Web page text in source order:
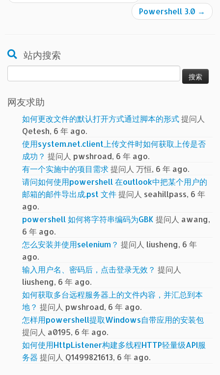
Powershell 3.0 →
站内搜索
索：
网友求助
如何更改文件的默认打开方式通过脚本的形式提问人
Qetesh, 6 年 ago.
使用system.net.client上传文件时如何获取上传是否
成功？ 提问人 pwshroad, 6 年 ago.
有一个实施中的项目需求提问人 万恒, 6 年 ago.
请问如何使用powershell 在outlook中把某个用户的
邮箱的邮件导出成.pst 文件提问人 seahillpass, 6 年
ago.
powershell 如何将字符串编码为GBK 提问人 awang,
6 年 ago.
怎么安装并使用selenium？ 提问人 liusheng, 6 年
ago.
输入用户名、密码后，点击登录无效？ 提问人
liusheng, 6 年 ago.
如何获取多台远程服务器上的文件内容，并汇总到本
地？ 提问人 pwshroad, 6 年 ago.
怎样用powershell提取Windows自带应用的安装包
提问人 a0195, 6 年 ago.
如何使用HttpListener构建多线程HTTP轻量级API服
务器 提问人 Q1499821613, 6 年 ago.